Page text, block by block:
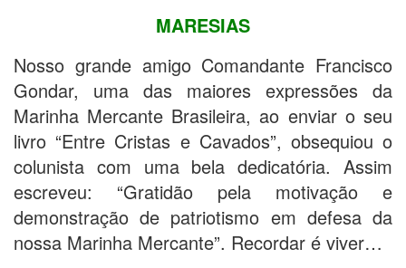
MARESIAS
Nosso grande amigo Comandante Francisco
Gondar, uma das maiores expressões da
Marinha Mercante Brasileira, ao enviar o seu
livro “Entre Cristas e Cavados”, obsequiou o
colunista com uma bela dedicatória. Assim
escreveu: “Gratidão pela motivação e
demonstração de patriotismo em defesa da
nossa Marinha Mercante”. Recordar é viver…